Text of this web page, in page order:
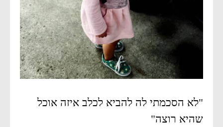
"לא הסכמתי לה להביא לכלב איזה אוכל
שהיא רוצה"